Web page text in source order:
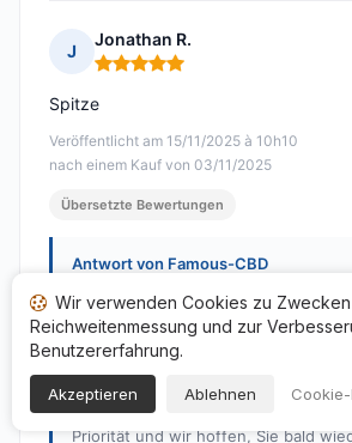
J
Jonathan R.
Hinweis: 5 von 5
Veröffentlicht am 15/11/2025 à 10h10
nach einem Kauf von 03/11/2025
Spitze
Übersetzte Bewertungen
Antwort von Famous-CBD
Hallo Jonathan,
freuen uns, dass Ihnen unsere Seite
gefällt. Ihre Zufriedenheit hat für uns
Priorität und wir hoffen, Sie bald
Wir verwenden Cookies zu
Reichweitenmessung und zur
Benutzererfahrung.
Akzeptieren Ablehnen